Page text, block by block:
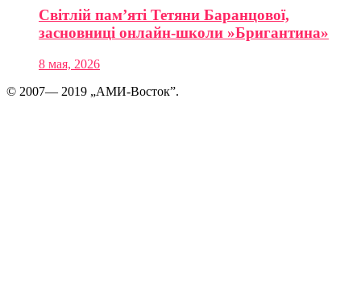
Світлій пам’яті Тетяни Баранцової,
засновниці онлайн-школи »Бригантина»
8 мая, 2026
© 2007— 2019 „АМИ-Восток”.